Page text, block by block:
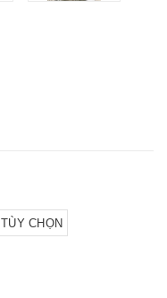
TÙY CHỌN